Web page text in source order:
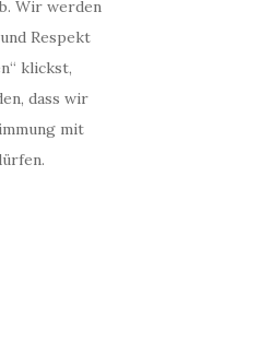
Wir werden
Respekt
klickst,
dass wir
mit